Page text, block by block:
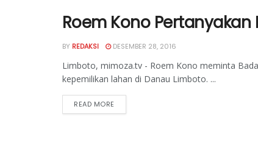
Roem Kono
BY REDAKSI DESEMBER 28, 2016
Limboto, mimoza.tv - Roem Kono meminta
kepemilikan lahan di Danau Limboto. ...
READ MORE